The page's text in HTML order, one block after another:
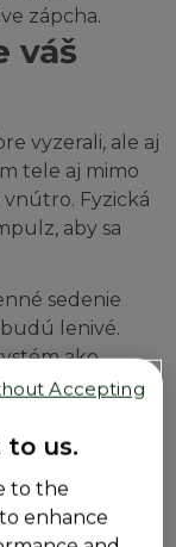
zápcha.
váš
vyzerali, ale aj
tele aj mimo
vnútro. Fyzická
aby sa
sedenie
budú lenivé.
ako
k
cvičenie ako
tlačí vaše
byť
to us.
to the
enhance
Accepting